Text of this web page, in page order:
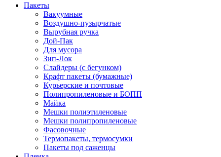
Пакеты
Вакуумные
Воздушно-пузырчатые
Вырубная ручка
Дой-Пак
Для мусора
Зип-Лок
Слайдеры (с бегунком)
Крафт пакеты (бумажные)
Курьерские и почтовые
Полипропиленовые и БОПП
Майка
Мешки полиэтиленовые
Мешки полипропиленовые
Фасовочные
Термопакеты, термосумки
Пакеты под саженцы